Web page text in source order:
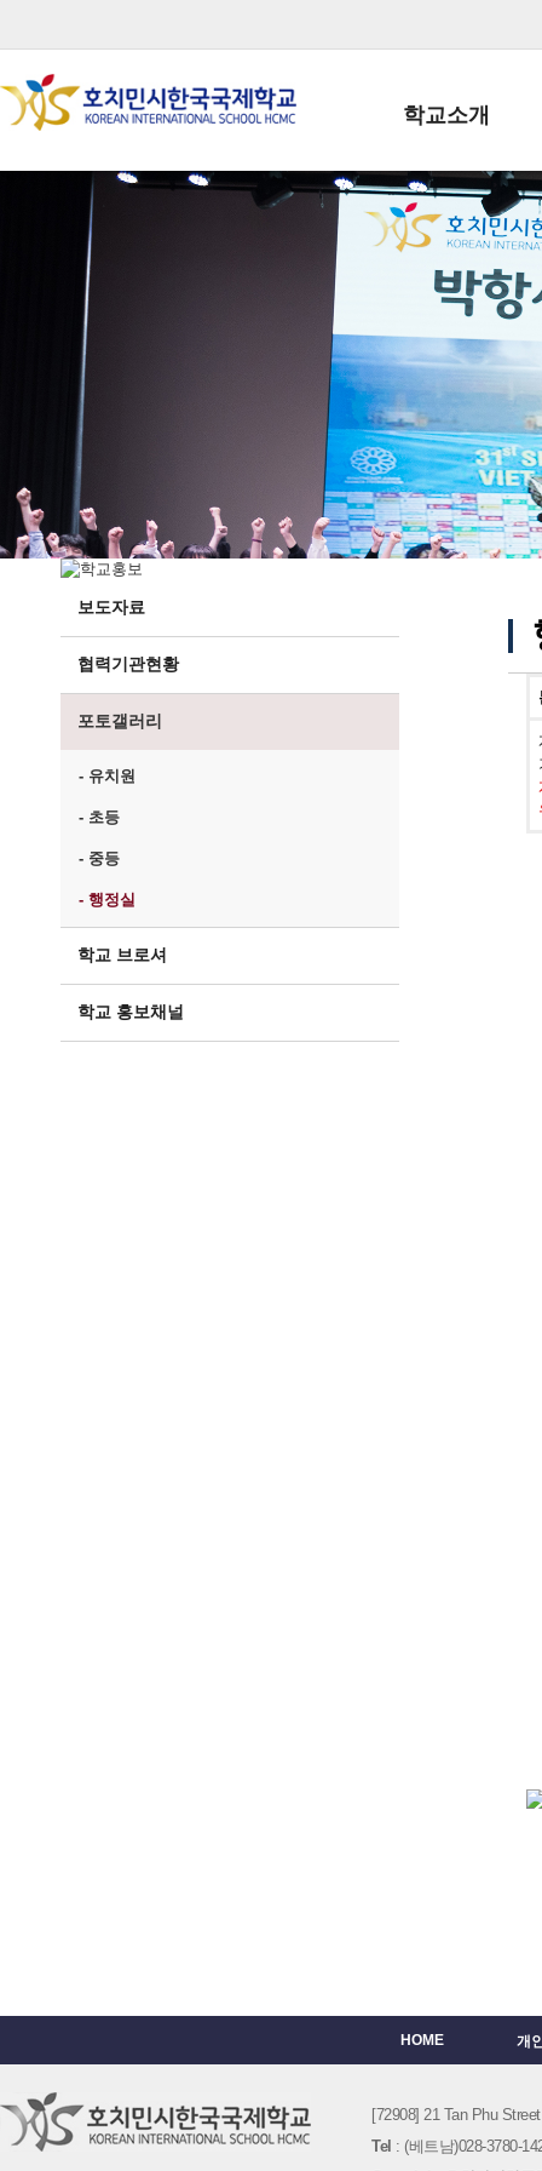
학교소개
학교장인사말
학생회장인사말
학교상징
학교 CI
교직원현황
학생현황
위치/전화
전경사진
보도자료
협력기관현황
포토갤러리
- 유치원
- 초등
- 중등
- 행정실
학교 브로셔
학교 홍보채널
HOME 개
[72908] 21 Tan Phu
Tel : (베트남)028-3780-